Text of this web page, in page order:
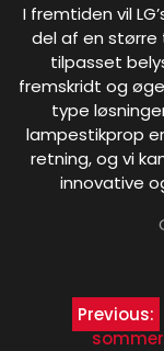
I fremtiden vil
del af en større
tilpasset
fremskridt og
type
lampestikprop
retning, og vi
innovative
Previous: